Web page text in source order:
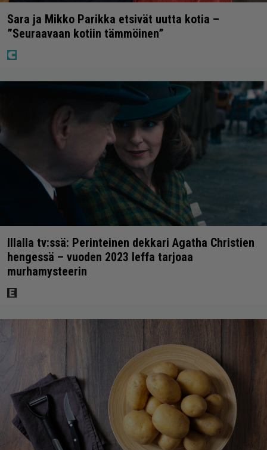
Sara ja Mikko Parikka etsivät uutta kotia –
”Seuraavaan kotiin tämmöinen”
Illalla tv:ssä: Perinteinen dekkari Agatha Christien
hengessä – vuoden 2023 leffa tarjoaa
murhamysteerin